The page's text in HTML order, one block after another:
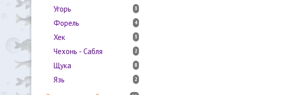
Угорь 3
Форель 4
Хек 3
Чехонь - Сабля 2
Щука 8
Язь 2